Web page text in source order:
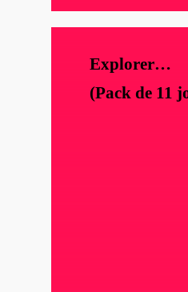
Explorer…
(Pack de 11